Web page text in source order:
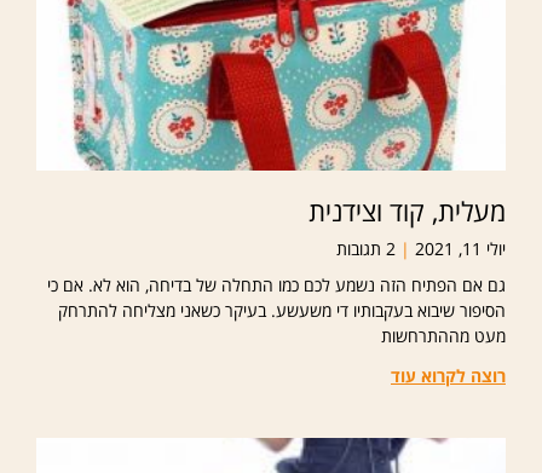
מעלית, קוד וצידנית
יולי 11, 2021
גם אם הפתיח הזה נשמע לכם כמו התחלה של בדיחה, הוא לא. אם כי
הסיפור שיבוא בעקבותיו די משעשע. בעיקר כשאני מצליחה להתרחק
מעט מההתרחשות
רוצה לקרוא עוד